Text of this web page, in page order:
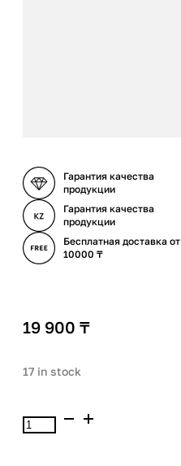
Гарантия качества
продукции
Гарантия качества
продукции
Бесплатная доставка от
10000 ₸
19 900 ₸
17 in stock
Paula
s